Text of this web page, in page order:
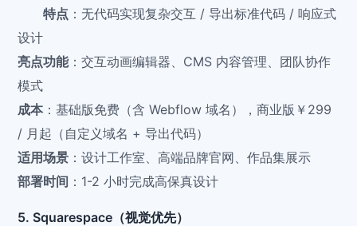
特点 ：无代码实现复杂交互 / 导出标准代码 / 响应式
设计
亮点功能：交互动画编辑器、CMS 内容管理、团队协作
模式
成本：基础版免费（含 Webflow 域名），商业版￥299
/ 月起（自定义域名 + 导出代码）
适用场景 ：设计工作室、高端品牌官网、作品集展示
部署时间 ：1-2 小时完成高保真设计
5. Squarespace（视觉优先）